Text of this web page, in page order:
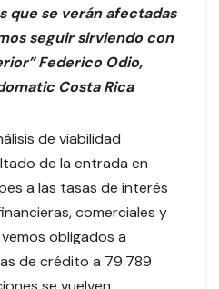
que se verán afectadas
seguir sirviendo con
Federico Odio,
Costa Rica
de viabilidad
de la entrada en
a las tasas de interés
comerciales y
obligados a
de crédito a 79.789